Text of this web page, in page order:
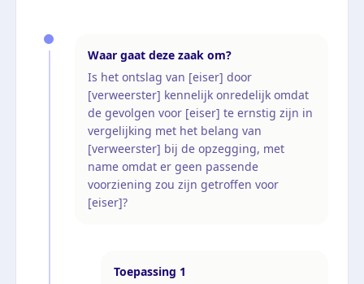
Waar gaat deze zaak om?
Is het ontslag van [eiser] door
[verweerster] kennelijk onredelijk omdat
de gevolgen voor [eiser] te ernstig zijn in
vergelijking met het belang van
[verweerster] bij de opzegging, met
name omdat er geen passende
voorziening zou zijn getroffen voor
[eiser]?
Toepassing 1